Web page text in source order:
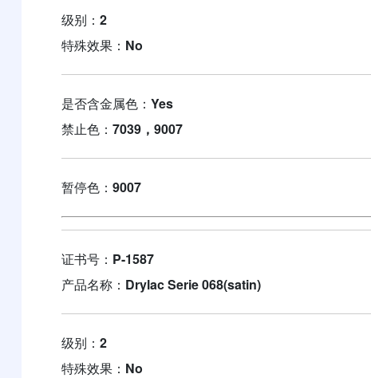
级别： 2
特殊效果： No
是否含金属色： Yes
禁止色： 7039，9007
暂停色： 9007
证书号： P-1587
产品名称： Drylac Serie 068(satin)
级别： 2
特殊效果： No